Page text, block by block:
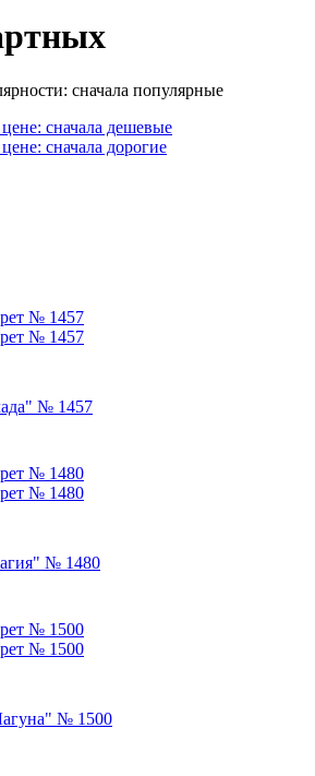
сначала популярные
сначала дешевые
сначала дорогие
№ 1457
№ 1480
№ 1500